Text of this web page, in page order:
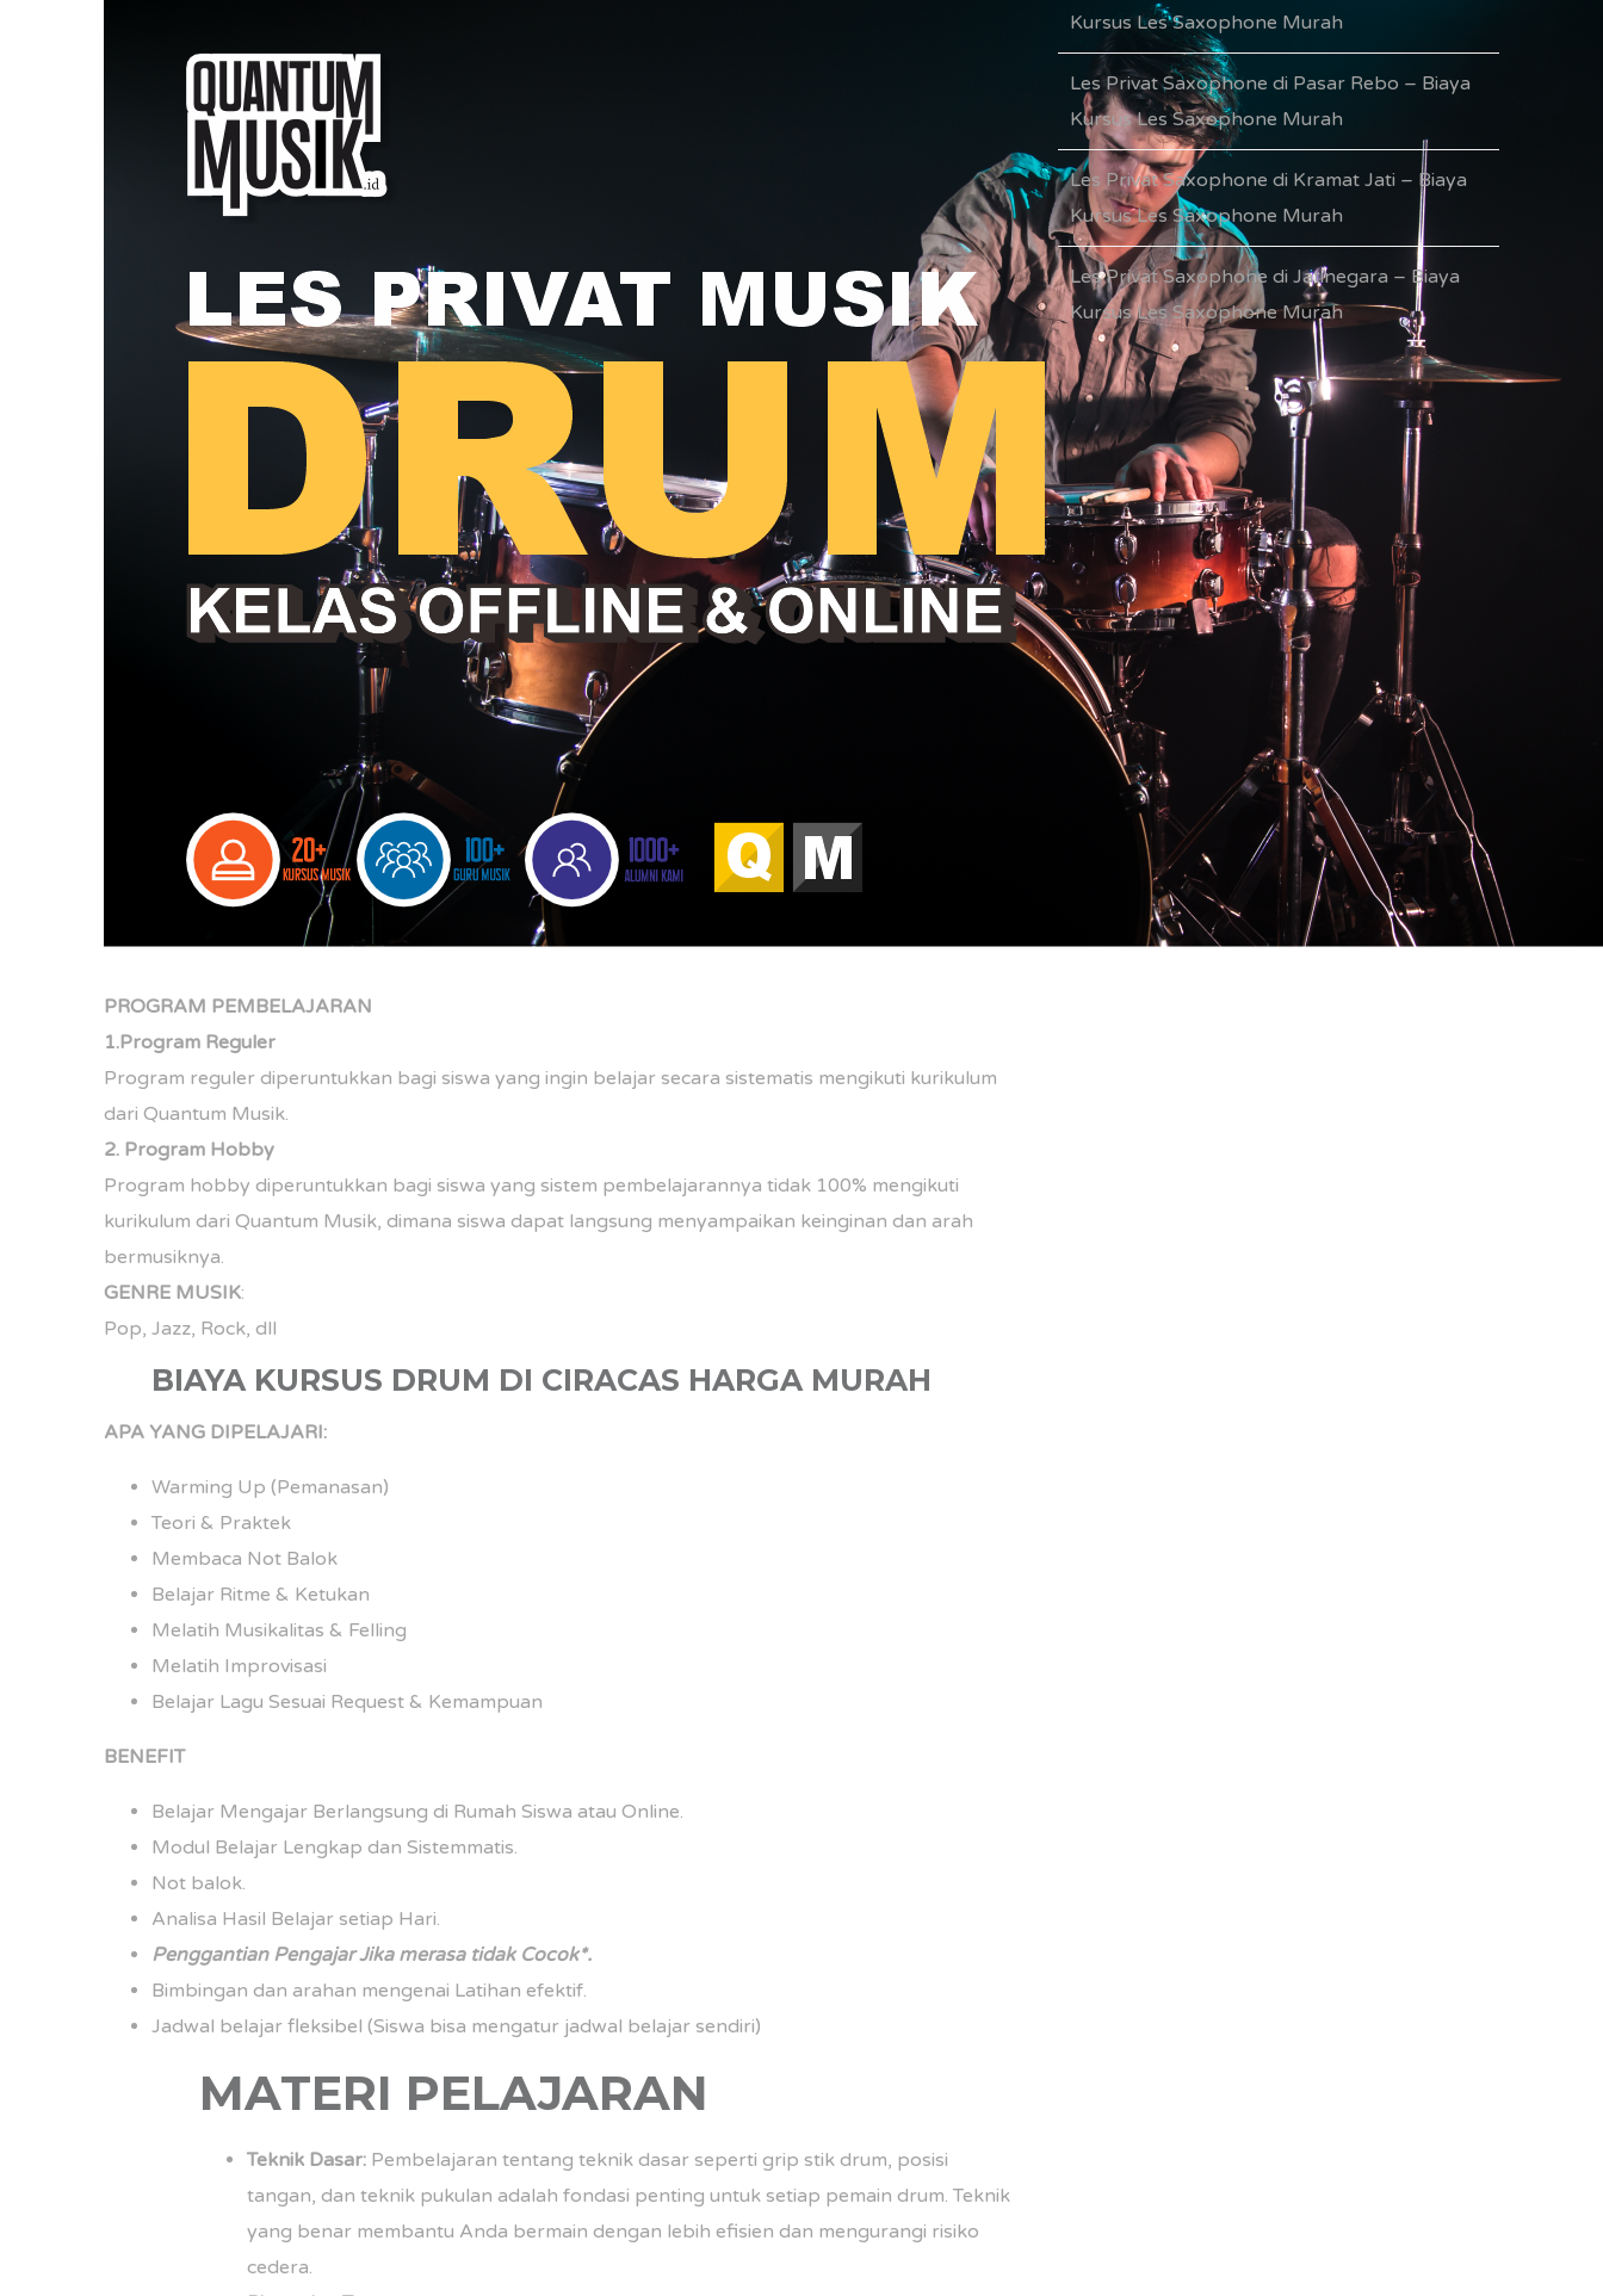
PROGRAM PEMBELAJARAN
1.Program Reguler
Program reguler diperuntukkan bagi siswa yang ingin belajar secara sistematis mengikuti kurikulum
dari Quantum Musik.
2. Program Hobby
Program hobby diperuntukkan bagi siswa yang sistem pembelajarannya tidak 100% mengikuti
kurikulum dari Quantum Musik, dimana siswa dapat langsung menyampaikan keinginan dan arah
bermusiknya.
GENRE MUSIK:
Pop, Jazz, Rock, dll
BIAYA KURSUS DRUM DI CIRACAS HARGA MURAH
APA YANG DIPELAJARI:
Warming Up (Pemanasan)
Teori & Praktek
Membaca Not Balok
Belajar Ritme & Ketukan
Melatih Musikalitas & Felling
Melatih Improvisasi
Belajar Lagu Sesuai Request & Kemampuan
BENEFIT
Belajar Mengajar Berlangsung di Rumah Siswa atau Online.
Modul Belajar Lengkap dan Sistemmatis.
Not balok.
Analisa Hasil Belajar setiap Hari.
Penggantian Pengajar Jika merasa tidak Cocok*.
Bimbingan dan arahan mengenai Latihan efektif.
Jadwal belajar fleksibel (Siswa bisa mengatur jadwal belajar sendiri)
MATERI PELAJARAN
Teknik Dasar: Pembelajaran tentang teknik dasar seperti grip stik drum, posisi
tangan, dan teknik pukulan adalah fondasi penting untuk setiap pemain drum. Teknik
yang benar membantu Anda bermain dengan lebih efisien dan mengurangi risiko
cedera.
Kursus Les Saxophone Murah
Les Privat Saxophone di Pasar Rebo – Biaya
Kursus Les Saxophone Murah
Les Privat Saxophone di Kramat Jati – Biaya
Kursus Les Saxophone Murah
Les Privat Saxophone di Jatinegara – Biaya
Kursus Les Saxophone Murah